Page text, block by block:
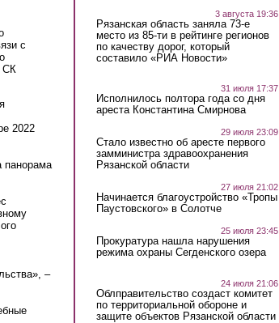
с
СК
2022
панорама
–
3 августа 19:36
Рязанская область заняла 73-е
место из 85-ти в рейтинге регионов
по качеству дорог, который
составило «РИА Новости»
31 июля 17:37
Исполнилось полтора года со дня
ареста Константина Смирнова
29 июля 23:09
Стало известно об аресте первого
замминистра здравоохранения
Рязанской области
27 июля 21:02
Начинается благоустройство «Тропы
Паустовского» в Солотче
25 июля 23:45
Прокуратура нашла нарушения
режима охраны Сегденского озера
24 июля 21:06
Облправительство создаст комитет
по территориальной обороне и
защите объектов Рязанской области